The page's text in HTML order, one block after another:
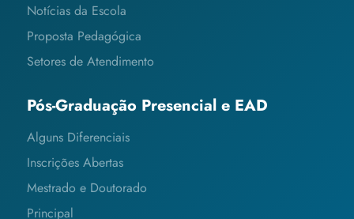
Notícias da Escola
Proposta Pedagógica
Setores de Atendimento
Pós-Graduação Presencial e EAD
Alguns Diferenciais
Inscrições Abertas
Mestrado e Doutorado
Principal